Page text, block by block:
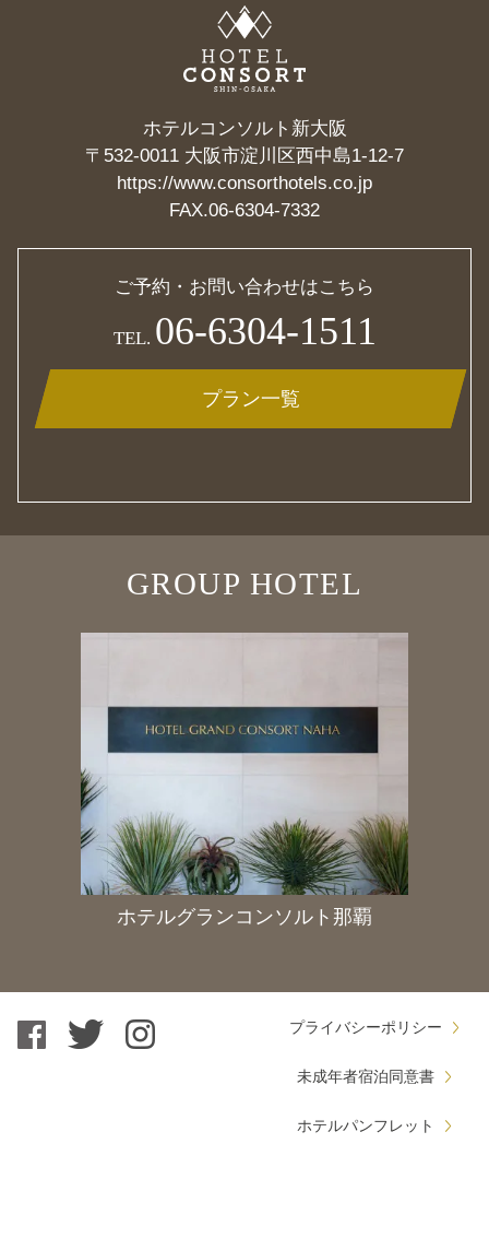
ホテルコンソルト新大阪
〒532-0011 大阪市淀川区西中島1-12-7
https://www.consorthotels.co.jp
FAX.06-6304-7332
ご予約・お問い合わせはこちら
TEL. 06-6304-1511
プラン一覧
GROUP HOTEL
ホテルグランコンソルト那覇
プライバシーポリシー
未成年者宿泊同意書
ホテルパンフレット